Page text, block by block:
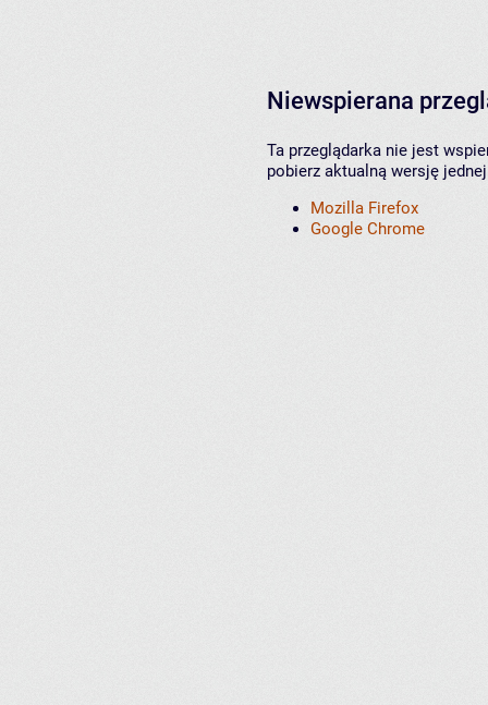
Niewspierana
Ta przeglądarka nie jest
pobierz aktualną wersję
Mozilla Firefox
Google Chrome